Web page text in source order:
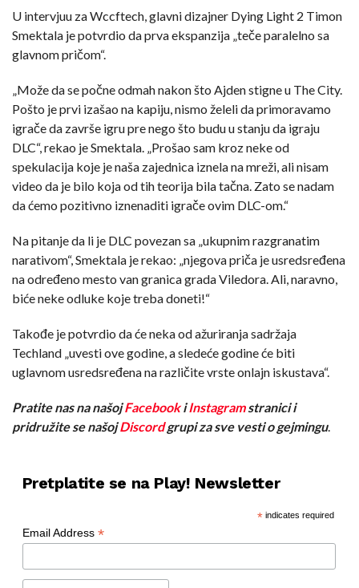
U intervjuu za Wccftech, glavni dizajner Dying Light 2 Timon
Smektala je potvrdio da prva ekspanzija „teče paralelno sa
glavnom pričom“.
„Može da se počne odmah nakon što Ajden stigne u The City.
Pošto je prvi izašao na kapiju, nismo želeli da primoravamo
igrače da završe igru pre nego što budu u stanju da igraju
DLC“, rekao je Smektala. „Prošao sam kroz neke od
spekulacija koje je naša zajednica iznela na mreži, ali nisam
video da je bilo koja od tih teorija bila tačna. Zato se nadam
da ćemo pozitivno iznenaditi igrače ovim DLC-om.“
Na pitanje da li je DLC povezan sa „ukupnim razgranatim
narativom“, Smektala je rekao: „njegova priča je usredsređena
na određeno mesto van granica grada Viledora. Ali, naravno,
biće neke odluke koje treba doneti!“
Takođe je potvrdio da će neka od ažuriranja sadržaja
Techland „uvesti ove godine, a sledeće godine će biti
uglavnom usredsređena na različite vrste onlajn iskustava“.
Pratite nas na našojFacebookiInstagramstranici i
pridružite se našojDiscordgrupi za sve vesti o gejmingu.
Pretplatite se na Play! Newsletter
*indicates required
Email Address *